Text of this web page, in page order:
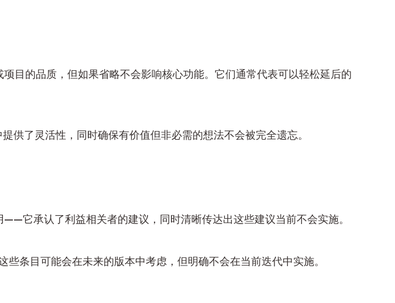
目的品质，但如果省略不会影响核心功能。它们通常代表可以轻松延后的
供了灵活性，同时确保有价值但非必需的想法不会被完全遗忘。
它承认了利益相关者的建议，同时清晰传达出这些建议当前不会实施。
条目可能会在未来的版本中考虑，但明确不会在当前迭代中实施。